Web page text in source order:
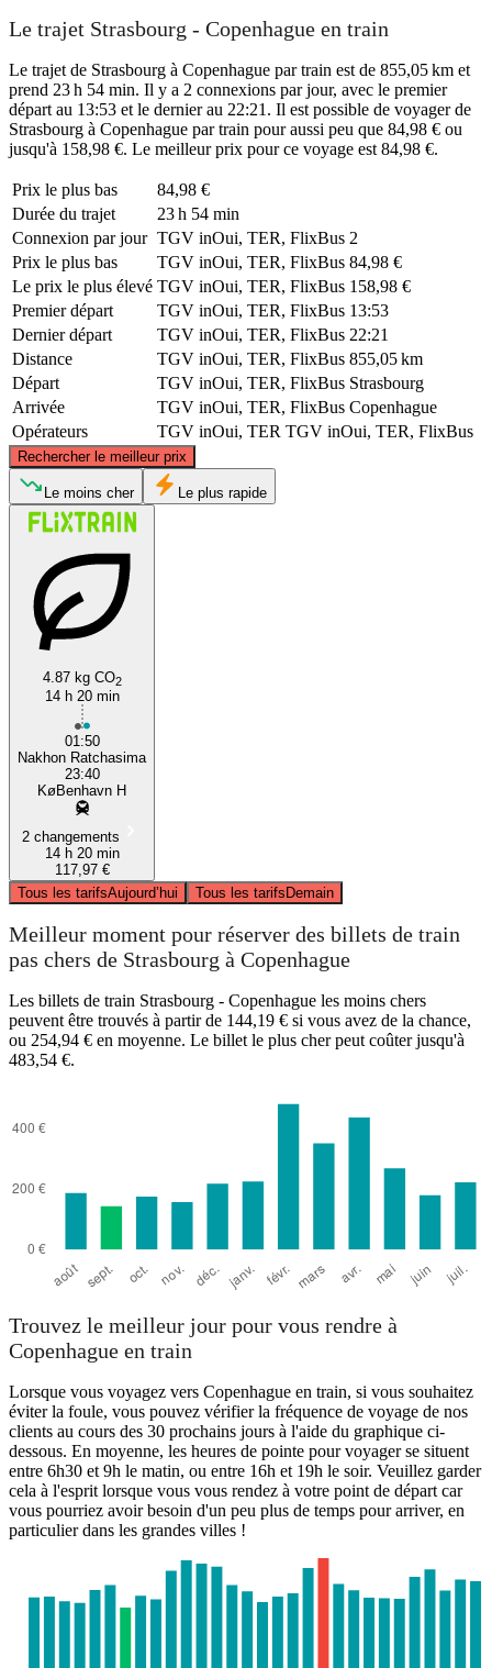
Le trajet Strasbourg - Copenhague en train
Le trajet de Strasbourg à Copenhague par train est de 855,05 km et
prend 23 h 54 min. Il y a 2 connexions par jour, avec le premier
départ au 13:53 et le dernier au 22:21. Il est possible de voyager de
Strasbourg à Copenhague par train pour aussi peu que 84,98 € ou
jusqu'à 158,98 €. Le meilleur prix pour ce voyage est 84,98 €.
Prix ​​le plus bas
84,98 €
Durée du trajet
23 h 54 min
Connexion par jour TGV inOui, TER, FlixBus 2
Prix ​​le plus bas
TGV inOui, TER, FlixBus 84,98 €
Le prix le plus élevé TGV inOui, TER, FlixBus 158,98 €
Premier départ
TGV inOui, TER, FlixBus 13:53
Dernier départ
TGV inOui, TER, FlixBus 22:21
Distance
TGV inOui, TER, FlixBus 855,05 km
Départ
TGV inOui, TER, FlixBus Strasbourg
Arrivée
TGV inOui, TER, FlixBus Copenhague
Opérateurs
TGV inOui, TER TGV inOui, TER, FlixBus
Rechercher le meilleur prix
©CARTO, © OpenStreetMapcontributors
Le moins cher Le plus rapide
4.87 kg CO2
14 h 20 min
01:50
Nakhon Ratchasima
23:40
KøBenhavn H
2 changements
14 h 20 min
117,97 €
Tous les tarifsAujourd’hui Tous les tarifsDemain
Meilleur moment pour réserver des billets de train
pas chers de Strasbourg à Copenhague
Les billets de train Strasbourg - Copenhague les moins chers
peuvent être trouvés à partir de 144,19 € si vous avez de la chance,
ou 254,94 € en moyenne. Le billet le plus cher peut coûter jusqu'à
483,54 €.
Trouvez le meilleur jour pour vous rendre à
Copenhague en train
Lorsque vous voyagez vers Copenhague en train, si vous souhaitez
éviter la foule, vous pouvez vérifier la fréquence de voyage de nos
clients au cours des 30 prochains jours à l'aide du graphique ci-
dessous. En moyenne, les heures de pointe pour voyager se situent
entre 6h30 et 9h le matin, ou entre 16h et 19h le soir. Veuillez garder
cela à l'esprit lorsque vous vous rendez à votre point de départ car
vous pourriez avoir besoin d'un peu plus de temps pour arriver, en
particulier dans les grandes villes !